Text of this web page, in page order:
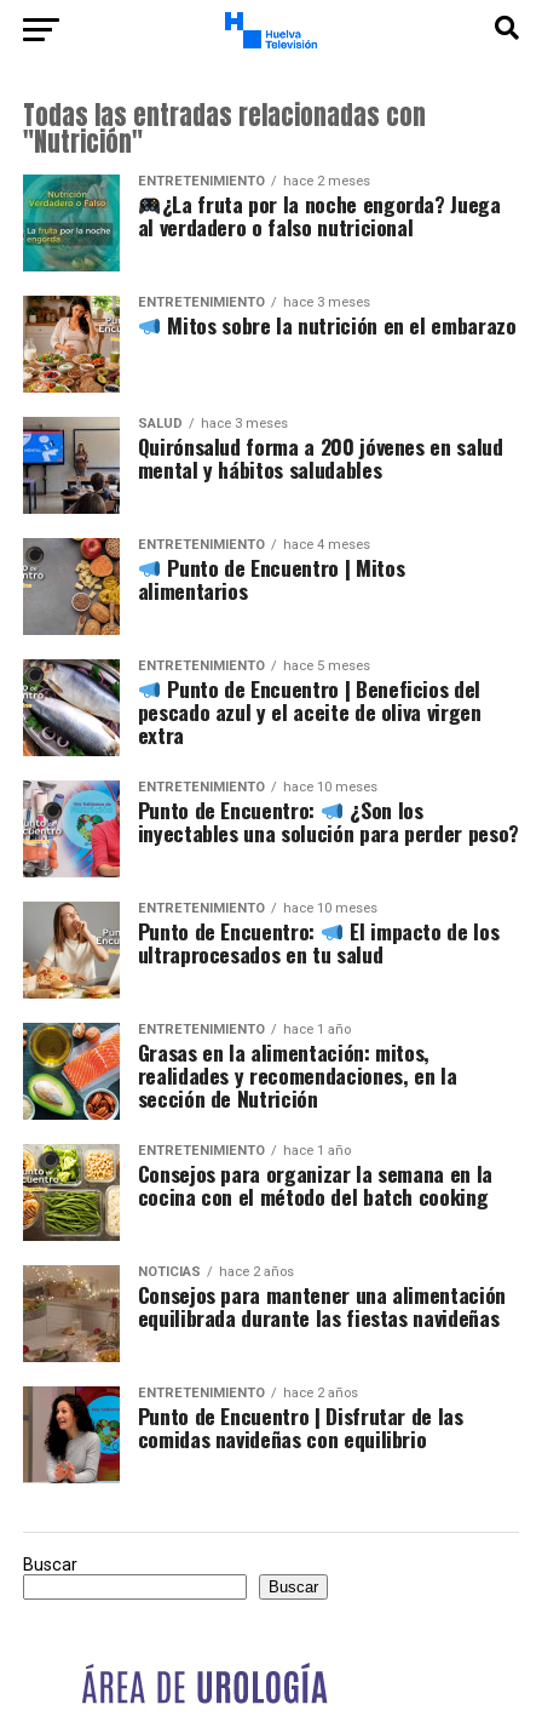
Todas las entradas relacionadas con
"Nutrición"
ENTRETENIMIENTO hace 2 meses
¿La fruta por la noche engorda? Juega
al verdadero o falso nutricional
ENTRETENIMIENTO hace 3 meses
Mitos sobre la nutrición en el embarazo
SALUD hace 3 meses
Quirónsalud forma a 200 jóvenes en salud
mental y hábitos saludables
ENTRETENIMIENTO hace 4 meses
Punto de Encuentro | Mitos
alimentarios
ENTRETENIMIENTO hace 5 meses
Punto de Encuentro | Beneficios del
pescado azul y el aceite de oliva virgen
extra
ENTRETENIMIENTO hace 10 meses
Punto de Encuentro: ¿Son los
inyectables una solución para perder peso?
ENTRETENIMIENTO hace 10 meses
Punto de Encuentro: El impacto de los
ultraprocesados en tu salud
ENTRETENIMIENTO hace 1 año
Grasas en la alimentación: mitos,
realidades y recomendaciones, en la
sección de Nutrición
ENTRETENIMIENTO hace 1 año
Consejos para organizar la semana en la
cocina con el método del batch cooking
NOTICIAS hace 2 años
Consejos para mantener una alimentación
equilibrada durante las fiestas navideñas
ENTRETENIMIENTO hace 2 años
Punto de Encuentro | Disfrutar de las
comidas navideñas con equilibrio
Buscar
Buscar